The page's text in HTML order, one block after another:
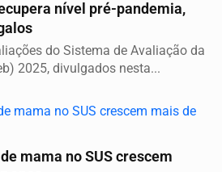
nível pré-pandemia,
do Sistema de Avaliação da
2025, divulgados nesta...
mama no SUS crescem